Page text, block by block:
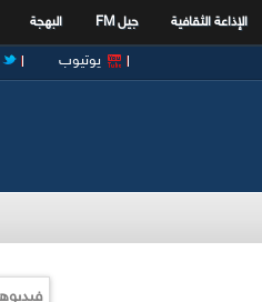
الإذاعة الثقافية جيل FM البهجة
يوتيوب